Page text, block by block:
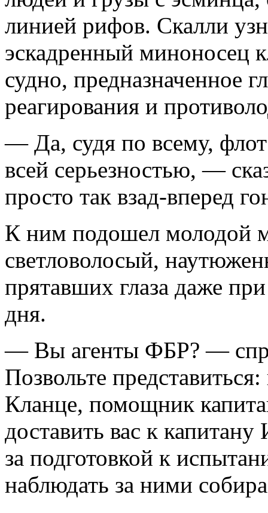
линией рифов. Скалли
эскадренный миноносец
судно, предназначенное
реагирования и
— Да, судя по всему,
всей серьезностью, —
просто так взад-вперед
К ним подошел молодой
светловолосый,
прятавших глаза даже
дня.
— Вы агенты ФБР? —
Позвольте
Кланце, помощник
доставить вас к
за подготовкой к
наблюдать за ними